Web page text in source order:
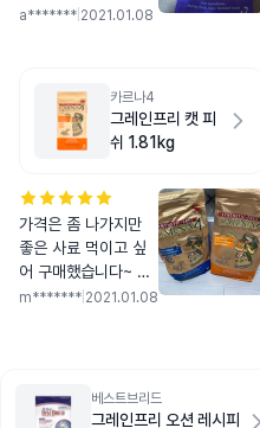
작고 쥐포냄새가 나네
a******* 2021.01.08
카르나4
그레인프리 캣 피
쉬 1.81kg
가격은 좀 나가지만
좋은 사료 먹이고 싶
어 구매했습니다~ 아
직 먹여보진 못했지만
m******* 2021.01.08
베스트브리드
그레인프리 오션 레시피